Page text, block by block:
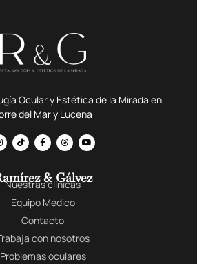
Ocular y Estética de la Mirada en
del Mar y Lucena
& Gálvez
Nuestras clínicas
Equipo Médico
Contacto
con nosotros
Problemas oculares